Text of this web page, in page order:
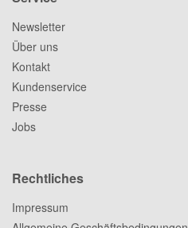
Newsletter
Über uns
Kontakt
Kundenservice
Presse
Jobs
Rechtliches
Impressum